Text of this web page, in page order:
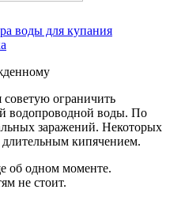
воды для купания
советую ограничить
водопроводной воды. По
заражений. Некоторых
кипячением.
об одном моменте.
не стоит.